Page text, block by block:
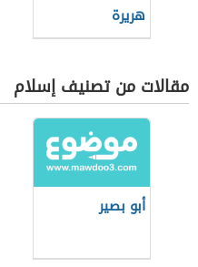
هريرة
مقالات من تصنيف إسلام
أبو بصير